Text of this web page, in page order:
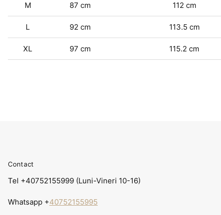
M 87 cm 112 cm
L 92 cm 113.5 cm
XL 97 cm 115.2 cm
Contact
Tel +40752155999 (Luni-Vineri 10-16)
Whatsapp +40752155995